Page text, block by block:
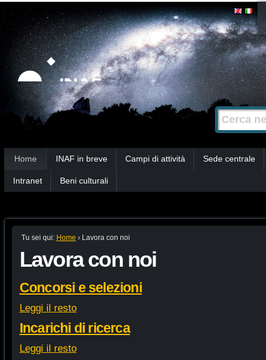
Strumenti
personali
Salta
contenuti.
|
Salta
alla
navigazione
Cerca nel
Ricerca
avanzata…
Home INAF in breve Campi di attività Sede centrale
Intranet Beni culturali
Tu sei qui: Home › Lavora con noi
Lavora con noi
Concorsi e selezioni
Leggi il resto
Incarichi di ricerca
Leggi il resto